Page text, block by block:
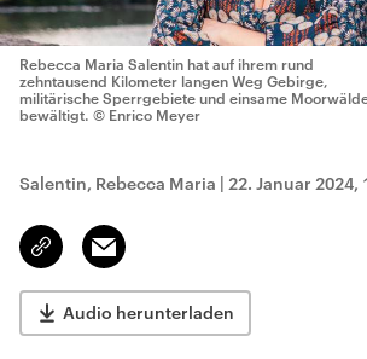
Rebecca Maria Salentin hat auf ihrem rund
zehntausend Kilometer langen Weg Gebirge,
militärische Sperrgebiete und einsame
bewältigt. © Enrico Meyer
Salentin, Rebecca Maria | 22. Januar 2024,
Link
kopieren/teilen
Email
Audio herunterladen